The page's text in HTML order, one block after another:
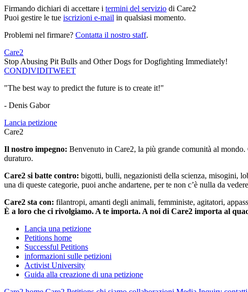
Firmando dichiari di accettare i termini del servizio di Care2
Puoi gestire le tue iscrizioni e-mail in qualsiasi momento.
Problemi nel firmare? Contatta il nostro staff.
Care2
Stop Abusing Pit Bulls and Other Dogs for Dogfighting Immediately!
CONDIVIDITWEET
"The best way to predict the future is to create it!"
- Denis Gabor
Lancia petizione
Care2
Il nostro impegno: Benvenuto in Care2, la più grande comunità al
duraturo.
Care2 si batte contro: bigotti, bulli, negazionisti della scienza, misogini,
una di queste categorie, puoi anche andartene, per te non c’è nulla da
Care2 sta con: filantropi, amanti degli animali, femministe, agitatori,
È a loro che ci rivolgiamo. A te importa. A noi di Care2 importa al
Lancia una petizione
Petitions home
Successful Petitions
informazioni sulle petizioni
Activist University
Guida alla creazione di una petizione